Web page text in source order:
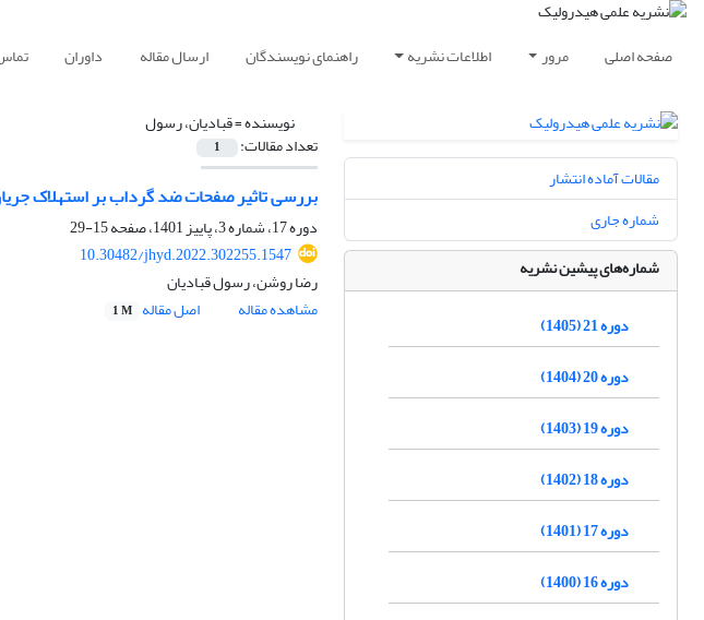
صفحه اصلی مرور اطلاعات نشریه راهنمای نویسندگان ارسال مقاله داوران
نویسنده =قبادیان، رسول
تعداد مقالات: 1
بررسی تاثیر صفحات ضد گرداب بر استهلاک
دوره 17، شماره 3، پاییز 1401، صفحه
15-29
10.30482/jhyd.2022.302255.1547
رضا روشن، رسول قبادیان
مشاهده مقاله
اصل مقاله 1 M
مقالات آماده انتشار
شماره جاری
شماره‌های پیشین نشریه
دوره 21 (1405)
دوره 20 (1404)
دوره 19 (1403)
دوره 18 (1402)
دوره 17 (1401)
دوره 16 (1400)